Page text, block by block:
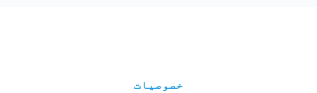
خصوصیات